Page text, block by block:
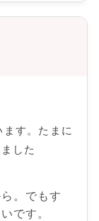
す。たまに
した
。でもす
です。